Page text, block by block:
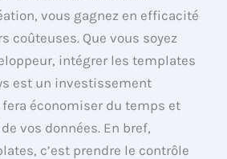
vous gagnez en efficacité
coûteuses. Que vous soyez
intégrer les templates
est un investissement
économiser du temps et
vos données. En bref,
c’est prendre le contrôle